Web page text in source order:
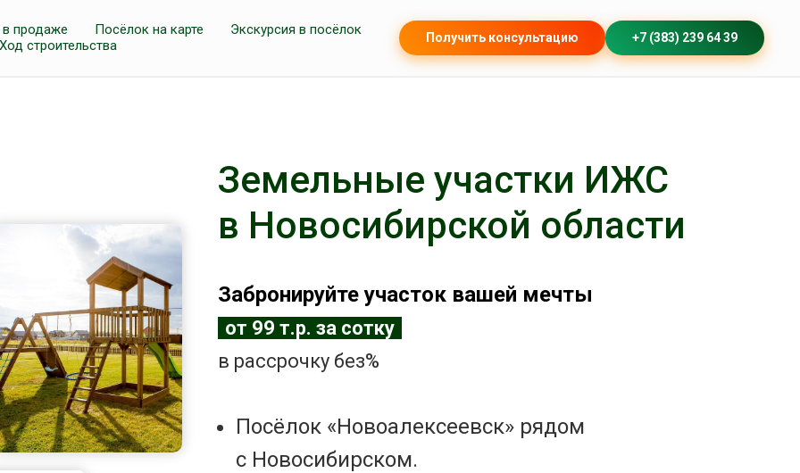
в продаже Посёлок на карте
Экскурсия в посёлок
строительства
Получить консультацию +7 (383) 239 64 39
Земельные участки ИЖС
в Новосибирской области
Забронируйте участок вашей мечты
от 99 т.р. за сотку
в рассрочку без%
Посёлок «Новоалексеевск» рядом
с Новосибирском.